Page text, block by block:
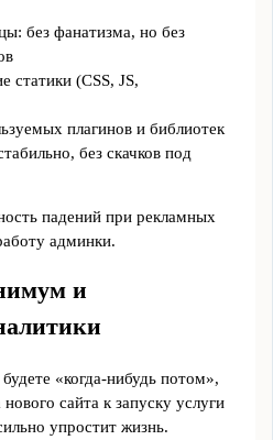
без фанатизма, но без
статики (CSS, JS,
плагинов и библиотек
без скачков под
падений при рекламных
админки.
и
«когда‑нибудь потом»,
сайта к запуску услуги
упростит жизнь.